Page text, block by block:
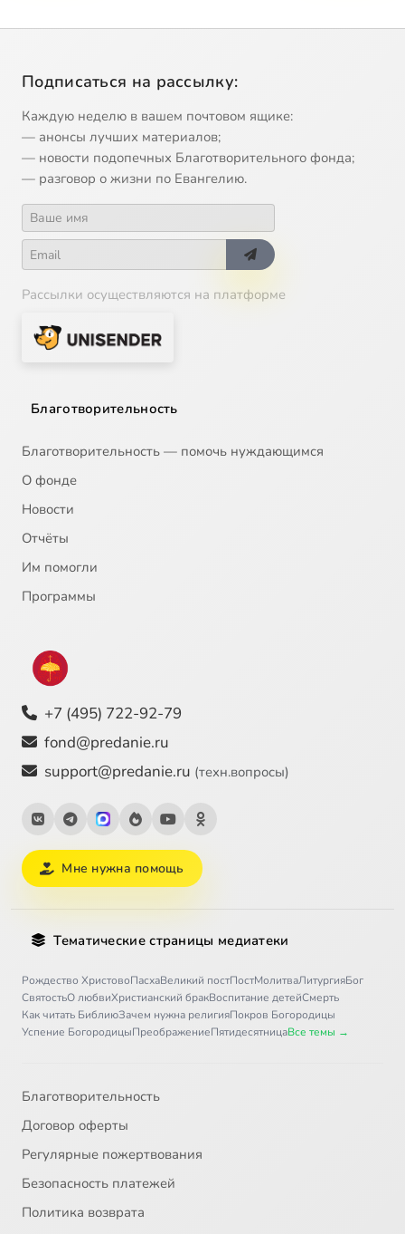
Подписаться на рассылку:
Каждую неделю в вашем почтовом ящике:
— анонсы лучших материалов;
— новости подопечных Благотворительного фонда;
— разговор о жизни по Евангелию.
Рассылки осуществляются на платформе
Благотворительность
Благотворительность — помочь нуждающимся
О фонде
Новости
Отчёты
Им помогли
Программы
+7 (495) 722-92-79
fond@predanie.ru
support@predanie.ru (техн.вопросы)
Мне нужна помощь
Тематические страницы медиатеки
Рождество ХристовоПасхаВеликий постПостМолитваЛитургияБог
СвятостьО любвиХристианский бракВоспитание детейСмерть
Как читать БиблиюЗачем нужна религияПокров Богородицы
Успение БогородицыПреображениеПятидесятницаВсе темы →
Благотворительность
Договор оферты
Регулярные пожертвования
Безопасность платежей
Политика возврата